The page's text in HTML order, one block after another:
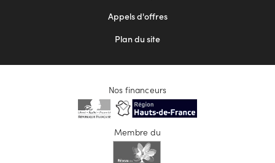
Appels d'offres
Plan du site
Nos financeurs
Membre du